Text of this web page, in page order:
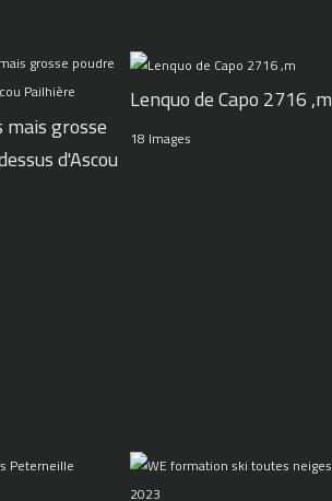
grosse
d'Ascou
Lenquo de Capo 2716 ,m
18 Images